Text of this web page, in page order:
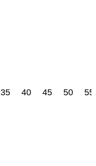
35 40 45 50 55